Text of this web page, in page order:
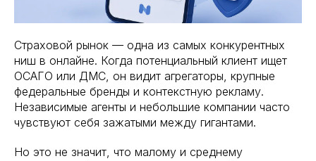
Страховой рынок — одна из самых конкурентных
ниш в онлайне. Когда потенциальный клиент ищет
ОСАГО или ДМС, он видит агрегаторы, крупные
федеральные бренды и контекстную рекламу.
Независимые агенты и небольшие компании часто
чувствуют себя зажатыми между гигантами.
Но это не значит, что малому и среднему